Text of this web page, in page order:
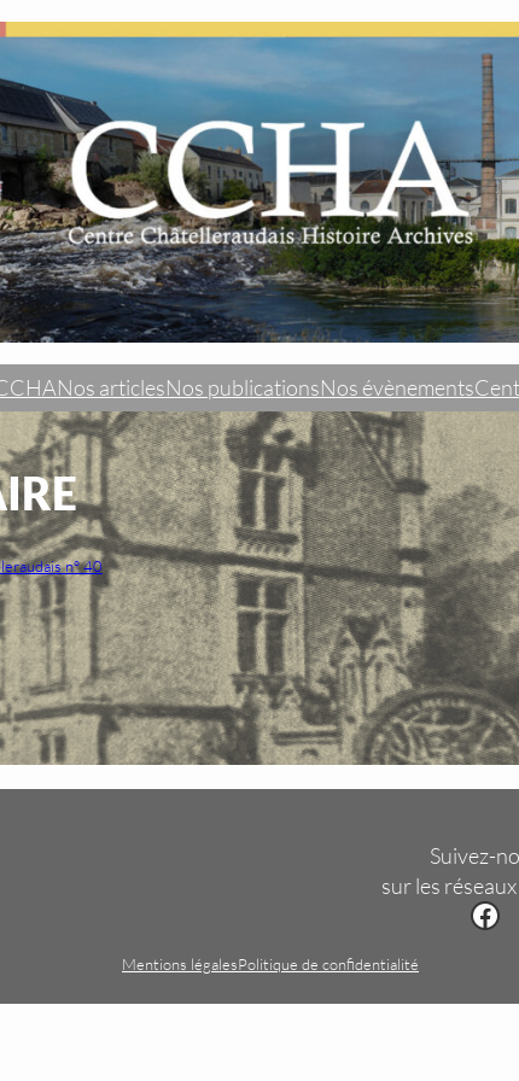
Nos articlesNos publicationsNos évènements
n° 40
Suivez-
sur les
Facebook
Mentions légalesPolitique de confidentialité